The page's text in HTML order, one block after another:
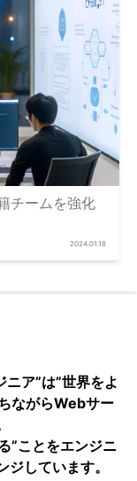
チームを強化
2024.01.18
ア”は”世界をよ
ながらWebサー
”ことをエンジニ
しています。